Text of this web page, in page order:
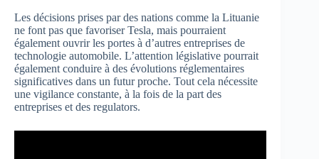
Les décisions prises par des nations comme la Lituanie
ne font pas que favoriser Tesla, mais pourraient
également ouvrir les portes à d’autres entreprises de
technologie automobile. L’attention législative pourrait
également conduire à des évolutions réglementaires
significatives dans un futur proche. Tout cela nécessite
une vigilance constante, à la fois de la part des
entreprises et des regulators.